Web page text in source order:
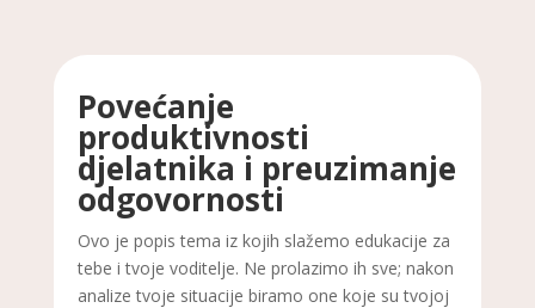
Povećanje
produktivnosti
djelatnika i preuzimanje
odgovornosti
Ovo je popis tema iz kojih slažemo edukacije za
tebe i tvoje voditelje. Ne prolazimo ih sve; nakon
analize tvoje situacije biramo one koje su tvojoj